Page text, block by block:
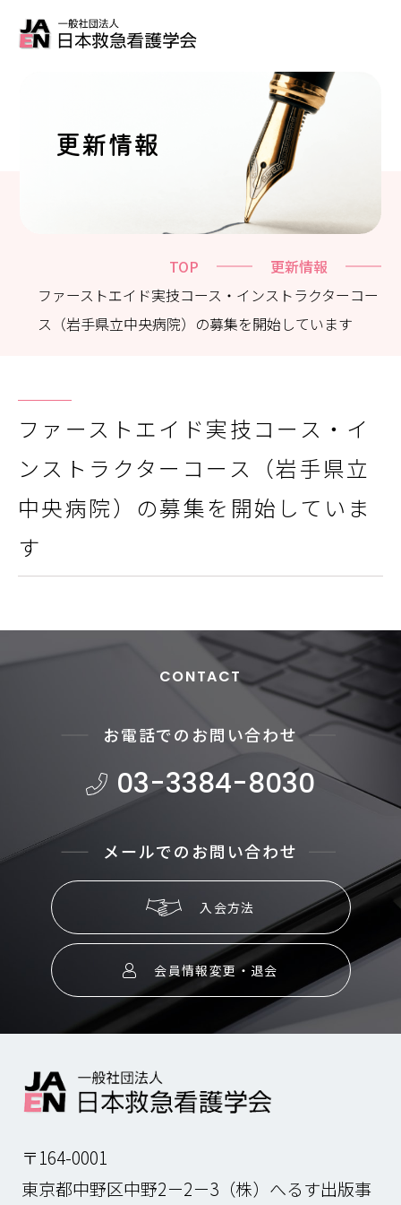
更新情報
TOP
更新情報
ファーストエイド実技コース・インストラクターコー
ス（岩手県立中央病院）の募集を開始しています
ファーストエイド実技コース・イ
ンストラクターコース（岩手県立
中央病院）の募集を開始していま
す
CONTACT
お電話でのお問い合わせ
03-3384-8030
メールでのお問い合わせ
入会方法
会員情報変更・退会
〒164-0001
東京都中野区中野2－2－3（株）へるす出版事